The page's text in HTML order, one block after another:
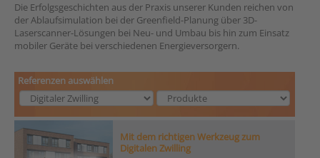
Die Erfolgsgeschichten aus der Praxis unserer Kunden reichen von
der Ablaufsimulation bei der Greenfield-Planung über 3D-
Laserscanner-Lösungen bei Neu- und Umbau bis hin zum Einsatz
mobiler Geräte bei verschiedenen Energieversorgern.
Referenzen auswählen
Mit dem richtigen Werkzeug zum
Digitalen Zwilling